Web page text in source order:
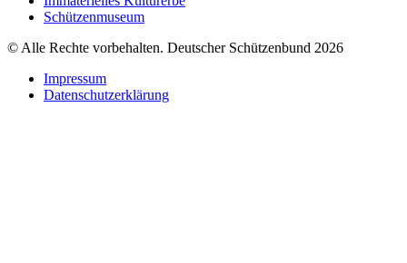
Schützenmuseum
© Alle Rechte vorbehalten. Deutscher Schützenbund 2026
Impressum
Datenschutzerklärung